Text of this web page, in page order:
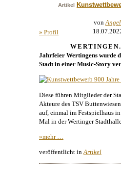
Artikel
von
» Profil
WERTINGEN
Jahrfeier Wertingens wurde
Stadt in einer Music-Story
Diese führen Mitglieder der
Akteure des TSV
auf, einmal im Festspielhaus in
Mal in der Wertinger
»mehr …
veröffentlicht inArtikel